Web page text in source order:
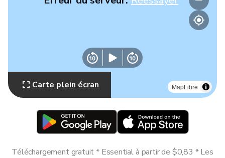
MapLibre
Carte plein écran
Téléchargement gratuit * Essential à partir de $0,83 * Les